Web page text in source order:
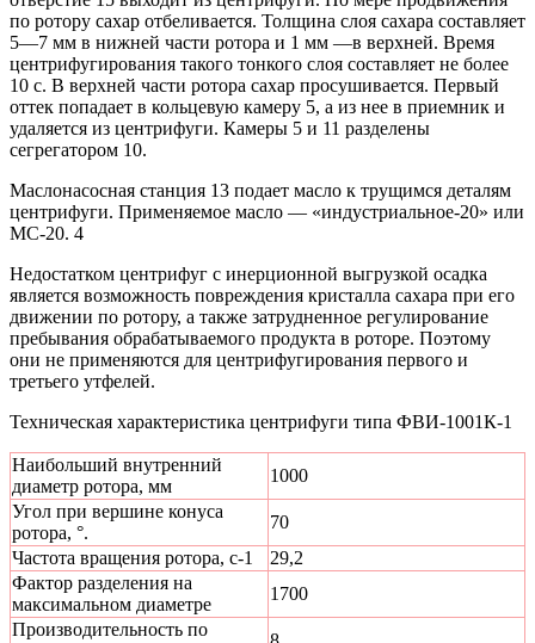
по ротору сахар отбеливается. Толщина слоя сахара составляет
5—7 мм в нижней части ротора и 1 мм —в верхней. Время
центрифугирования такого тонкого слоя составляет не более
10 с. В верхней части ротора сахар просушивается. Первый
оттек попадает в кольцевую камеру 5, а из нее в приемник и
удаляется из центрифуги. Камеры 5 и 11 разделены
сегрегатором 10.
Маслонасосная станция 13 подает масло к трущимся деталям
центрифуги. Применяемое масло — «индустриальное-20» или
МС-20. 4
Недостатком центрифуг с инерционной выгрузкой осадка
является возможность повреждения кристалла сахара при его
движении по ротору, а также затрудненное регулирование
пребывания обрабатываемого продукта в роторе. Поэтому
они не применяются для центрифугирования первого и
третьего утфелей.
Техническая характеристика центрифуги типа ФВИ-1001К-1
Наибольший внутренний
диаметр ротора, мм
1000
Угол при вершине конуса
ротора, °.
70
Частота вращения ротора, с-1
29,2
Фактор разделения на
максимальном диаметре
1700
Производительность по